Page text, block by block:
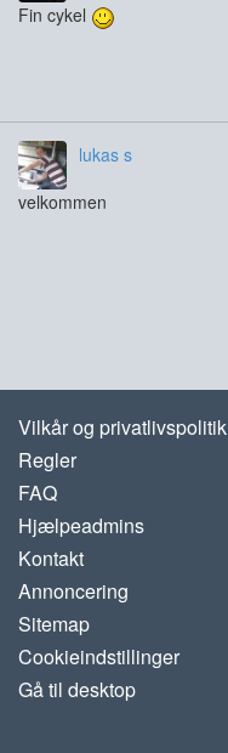
Fin cykel
lukas s
velkommen
Vilkår og privatlivspolitik
Regler
FAQ
Hjælpeadmins
Kontakt
Annoncering
Sitemap
Cookieindstillinger
Gå til desktop